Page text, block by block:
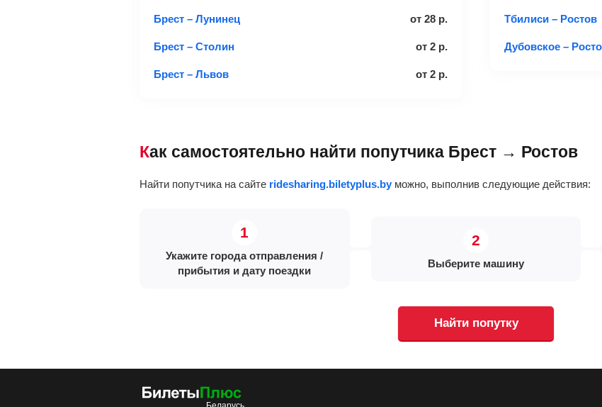
Брест – Лунинец от 28 р.
Брест – Столин от 2 р.
Брест – Львов от 2 р.
Тбилиси – Ростов
Дубовское –
Как самостоятельно найти попутчика Брест → Ростов
Найти попутчика на сайте ridesharing.biletyplus.by можно, выполнив следующие действия:
Укажите города отправления /
прибытия и дату поездки
Выберите машину
Найти попутку